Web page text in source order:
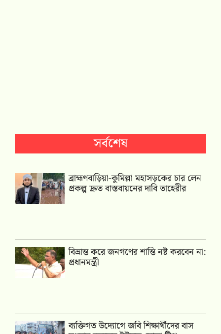
সর্বশেষ
ব্রাহ্মণবাড়িয়া-কুমিল্লা মহাসড়কের চার লেন
প্রকল্প দ্রুত বাস্তবায়নের দাবি তাহেরীর
বিভ্রান্ত করে জনগণের শান্তি নষ্ট করবেন না:
প্রধানমন্ত্রী
ব্যক্তিগত উদ্যোগে জবি শিক্ষার্থীদের বাস